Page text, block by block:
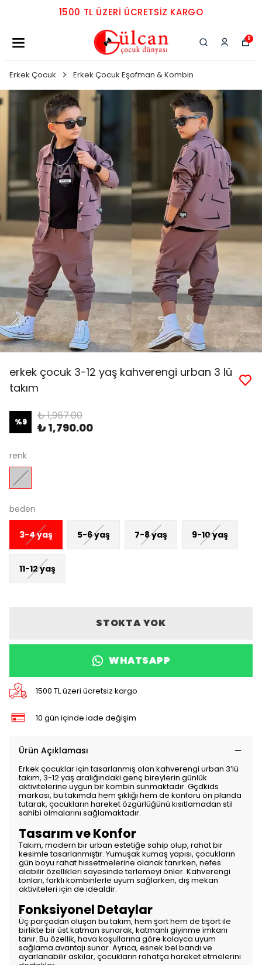
1500 TL ÜZERI ÜCRETSIZ KARGO
0
Erkek Çocuk Erkek Çocuk Eşofman & Kombin
erkek çocuk 3-12 yaş kahverengi urban 3 lü
takım
%9 ₺ 1,967.00
₺ 1,790.00
renk
beden
3-4 yaş 5-6 yaş 7-8 yaş 9-10 yaş
11-12 yaş
STOKTA YOK
WHATSAPP
1500 TL üzeri ücretsiz kargo
10 gün içinde iade değişim
Ürün Açıklaması
Erkek çocuklar için tasarlanmış olan kahverengi urban 3’lü
takım, 3-12 yaş aralığındaki genç bireylerin günlük
aktivitelerine uygun bir kombin sunmaktadır. Gçdkids
markası, bu takımda hem şıklığı hem de konforu ön planda
tutarak, çocukların hareket özgürlüğünü kısıtlamadan stil
sahibi olmalarını sağlamaktadır.
Tasarım ve Konfor
Takım, modern bir urban estetiğe sahip olup, rahat bir
kesimle tasarlanmıştır. Yumuşak kumaş yapısı, çocukların
gün boyu rahat hissetmelerine olanak tanırken, nefes
alabilir özellikleri sayesinde terlemeyi önler. Kahverengi
tonları, farklı kombinlerle uyum sağlarken, dış mekan
aktiviteleri için de idealdir.
Fonksiyonel Detaylar
Üç parçadan oluşan bu takım, hem şort hem de tişört ile
birlikte bir üst katman sunarak, katmanlı giyinme imkanı
tanır. Bu özellik, hava koşullarına göre kolayca uyum
sağlama avantajı sunar. Ayrıca, esnek bel bandı ve
ayarlanabilir askılar, çocukların rahatça hareket etmelerini